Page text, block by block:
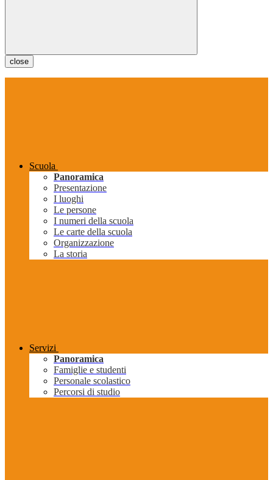
close
Scuola
Panoramica
Presentazione
I luoghi
Le persone
I numeri della scuola
Le carte della scuola
Organizzazione
La storia
Servizi
Panoramica
Famiglie e studenti
Personale scolastico
Percorsi di studio